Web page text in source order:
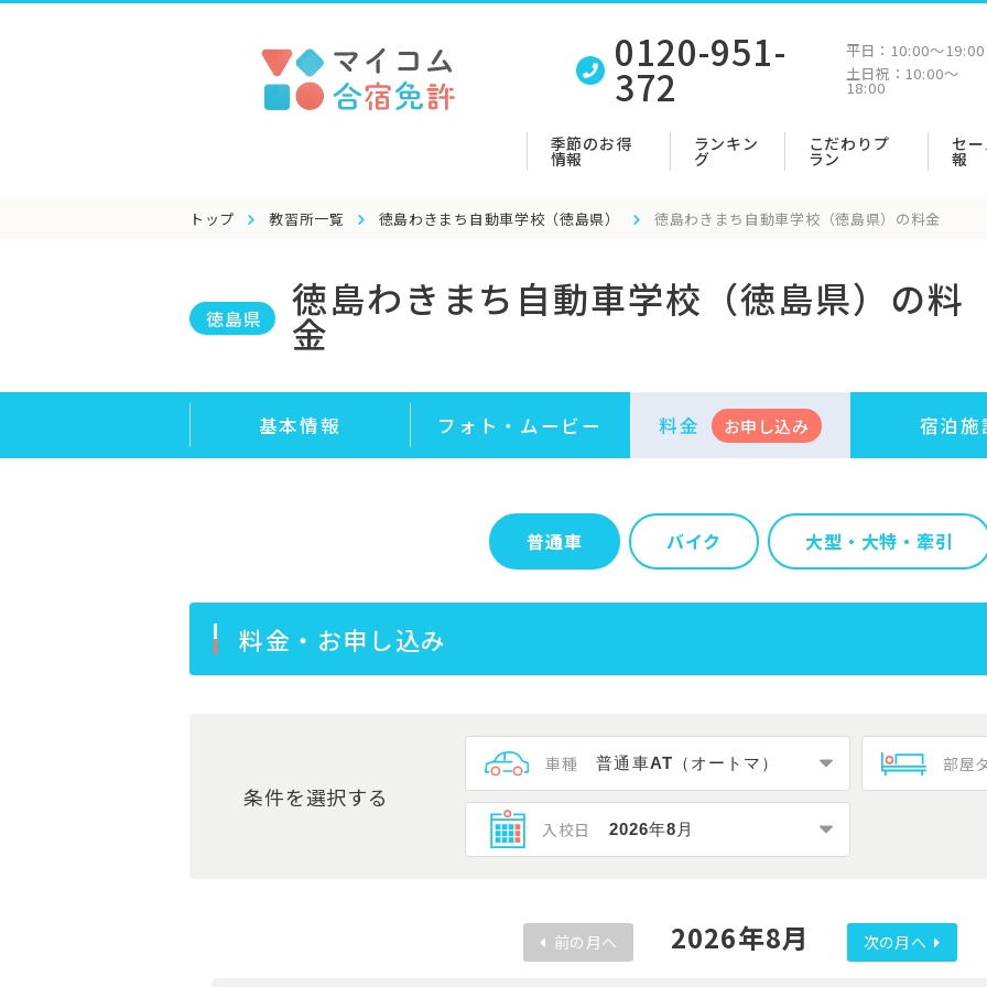
0120-951-
372
平日： 10:00〜19:00
土日祝： 10:00〜
18:00
季節のお得
情報
ランキン
グ
こだわりプ
ラン
セ
報
トップ 教習所一覧 徳島わきまち自動車学校（徳島県） 徳島わきまち自動車学校（徳島県）の料金
徳島県 徳島わきまち自動車学校（徳島県）の料
金
基本情報 フォト・ ムービー 料金 お申 し込み 宿泊施
普通車 バイク 大型・大特・牽引
料金・お申し込み
条件を選択する
車種 部屋
入校日
前の月へ 2026年8月 次の月へ